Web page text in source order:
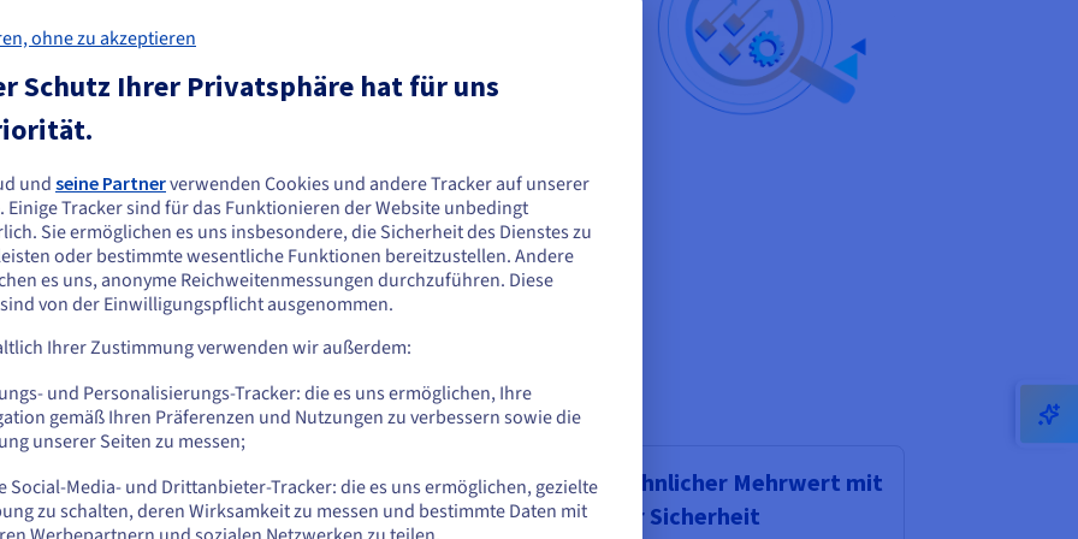
Betriebszeit stellt sicher, dass Ihre CI/CD-Pipeline während
OVHcloud-Infrastruktur ist auf Kontinuität ausgelegt, mit
Schutz, der sicherstellt, dass Ihr Server auch bei unerwarteten
Laufzeiten und Toolchains. Ein VPS gibt Ihnen Root-Zugriff, um alles
von spezifischen Node.js-Versionen bis hin zu
durch vorkonfigurierte Images oder Plattformbeschränkungen
lokale Entwicklungsumgebung auf dem Server zu replizieren und die
VPS wählen?
Flexible Skalierbarkeit und
globale Präsenz
Außergewöhnlicher Mehrwert mit
integrierter Sicherheit
scheinen sich in Vereinigte Staaten zu
Sie aus Vereinigte Staaten bestellen möchten, müssen Sie sich auf der
Website umsehen und dort einen Account erstellen.
zur [Website] Webseite
us.ovhcloud.com/
Englisch USD - $
der aktuellen Website bleiben
ohne zu akzeptieren
Schutz Ihrer Privatsphäre hat für uns
und seine Partnerverwenden Cookies und andere Tracker auf unserer
Einige Tracker sind für das Funktionieren der Website unbedingt
Sie ermöglichen es uns insbesondere, die Sicherheit des Dienstes zu
oder bestimmte wesentliche Funktionen bereitzustellen. Andere
es uns, anonyme Reichweitenmessungen durchzuführen. Diese
von der Einwilligungspflicht ausgenommen.
Ihrer Zustimmung verwenden wir außerdem:
und Personalisierungs-Tracker: die es uns ermöglichen, Ihre
gemäß Ihren Präferenzen und Nutzungen zu verbessern sowie die
unserer Seiten zu messen;
Social-Media- und Drittanbieter-Tracker: die es uns ermöglichen, gezielte
zu schalten, deren Wirksamkeit zu messen und bestimmte Daten mit